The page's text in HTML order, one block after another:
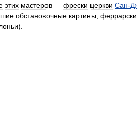
этих мастеров — фрески церкви Сан-
обстановочные картины
).